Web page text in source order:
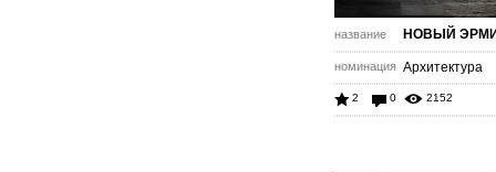
название НОВЫЙ
номинация Архитектура
2 0 2152